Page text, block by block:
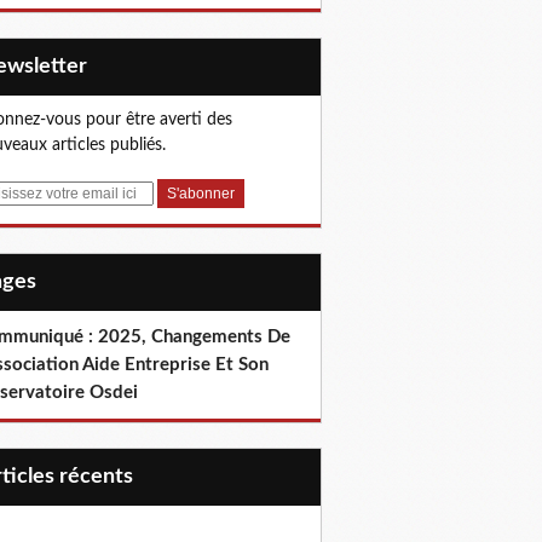
vous pour être averti des
articles publiés.
: 2025, Changements De
Aide Entreprise Et Son
Osdei
récents